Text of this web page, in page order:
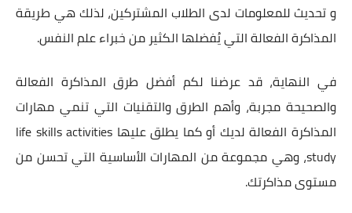
و تحديث للمعلومات لدى الطلاب المشتركين، لذلك هي طريقة
المذاكرة الفعالة التي يُفضلها الكثير من خبراء علم النفس.
في النهاية، قد عرضنا لكم أفضل طرق المذاكرة الفعالة
والصحيحة مجربة، وأهم الطرق والتقنيات التي تنمي مهارات
المذاكرة الفعالة لديك أو كما يطلق عليها life skills activities
study، وهي مجموعة من المهارات الأساسية التي تحسن من
مستوى مذاكرتك.